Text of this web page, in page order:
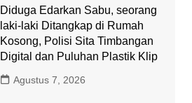
Diduga Edarkan Sabu, seorang
laki-laki Ditangkap di Rumah
Kosong, Polisi Sita Timbangan
Digital dan Puluhan Plastik Klip
Agustus 7, 2026